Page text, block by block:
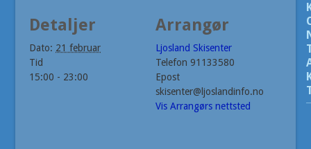
Detaljer
Dato: 21 februar
Tid
15:00 - 23:00
Arrangør
Ljosland Skisenter
Telefon 91133580
Epost
skisenter@ljoslandinfo.no
Vis Arrangørs nettsted